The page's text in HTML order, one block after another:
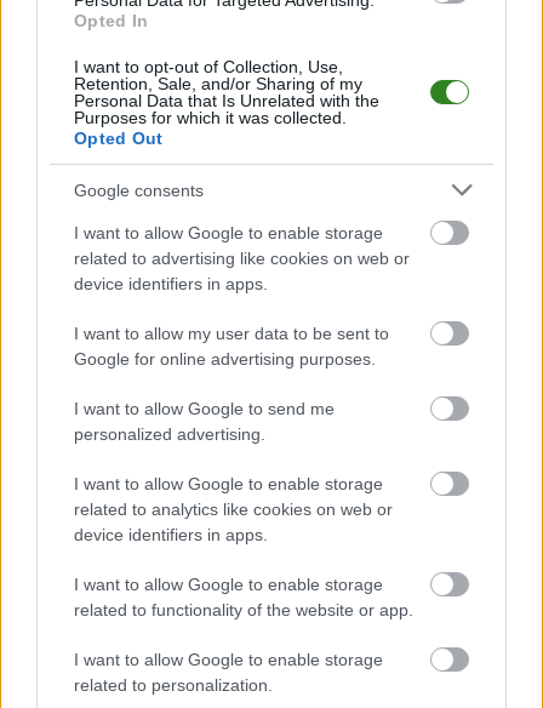
Opted In
I want to opt-out of Collection, Use,
Retention, Sale, and/or Sharing of my
Personal Data that Is Unrelated with the
Purposes for which it was collected.
Opted Out
Google consents
I want to allow Google to enable storage
related to advertising like cookies on web or
device identifiers in apps.
I want to allow my user data to be sent to
Google for online advertising purposes.
I want to allow Google to send me
personalized advertising.
I want to allow Google to enable storage
related to analytics like cookies on web or
device identifiers in apps.
I want to allow Google to enable storage
related to functionality of the website or app.
I want to allow Google to enable storage
related to personalization.
rozegrane w dniu 16 czerwca 2022. Początek meczu o godz. 15:00.
Grabowianka Grabówkaprzystępuje do tego spotkania w roli
gospodarza. Jak drużyna radzi sobie w sezonie 2021/2022 rozgrywek
Krosno > Klasa Okręgowa przed własną publicznością? Na tej stronie
możecie zobaczyć tabelę uwzględniającą tylko mecze u siebie. W tabeli
biorącej pod uwagę tylko mecze wyjazdowe możecie natomiast
sprawdzić jak spisuje się klubBeskid Posada Górna.
Krosno > Klasa Okręgowa - sytuacja w tabeli
Przed meczami 32. kolejki - Krosno > Klasa Okręgowa gospodarze
(Grabowianka Grabówka) zajmują14. miejscew tabeli. Goście (Beskid
Posada Górna) plasują się na 15. miejscu.
bramkowe.
na żywo, transmisja
Wynik meczu Grabowianka Grabówka - Beskid Posada Górna znajdziesz
na naszej stronie zaraz po jego zakończeniu. Jeżeli szukasz informacji
Grabowianka Grabówka vs. Beskid Posada
Górna - wynik, składy, strzelcy
Jeżeli w internecie lub TV dostępna jest
Grabowianka Grabówka vs. Beskid Posada Górna
spotkań Krosno > Klasa Okręgowa na pewno znajdziesz takie informacje
na naszym portalu. Możliwe jednak, że nigdzie nie pojawi się stream
online z tego pojedynku. Śledź portal podkarpacieLIVE.pl i bądź na